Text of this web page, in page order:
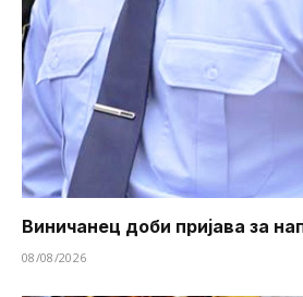
Виничанец доби пријава за
08/08/2026